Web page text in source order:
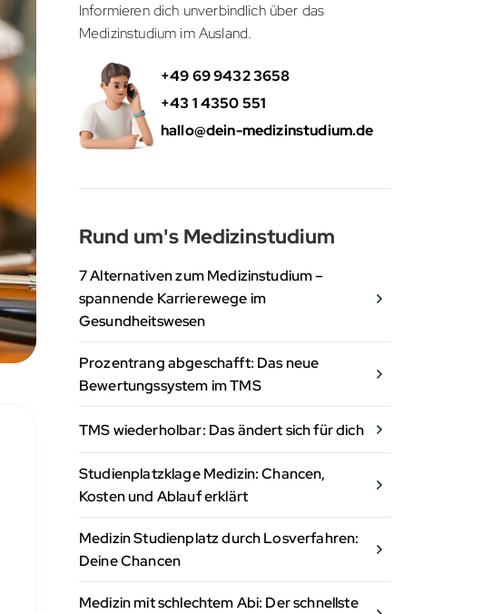
Informieren dich unverbindlich über das
Medizinstudium im Ausland.
+49 69 9432 3658
+43 1 4350 551
hallo@dein-medizinstudium.de
Rund um's Medizinstudium
7 Alternativen zum Medizinstudium –
spannende Karrierewege im
Gesundheitswesen
Prozentrang abgeschafft: Das neue
Bewertungssystem im TMS
TMS wiederholbar: Das ändert sich für dich
Studienplatzklage Medizin: Chancen,
Kosten und Ablauf erklärt
Medizin Studienplatz durch Losverfahren:
Deine Chancen
Medizin mit schlechtem Abi: Der schnellste